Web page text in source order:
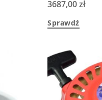
3687,00zł
Sprawdź